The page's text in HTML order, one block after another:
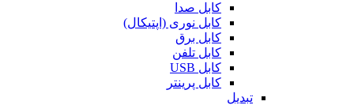
کابل صدا
کابل نوری (اپتیکال)
کابل برق
کابل تلفن
کابل USB
کابل پرینتر
تبدیل